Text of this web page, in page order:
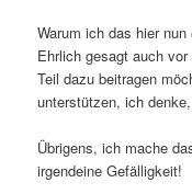
Warum ich das hier
Ehrlich gesagt auch
Teil dazu beitragen
unterstützen, ich
Übrigens, ich mache
irgendeine Gefälligkeit!